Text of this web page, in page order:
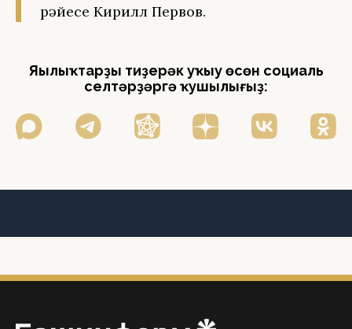
рәйесе Кирилл Первов.
Яңылыҡтарҙы тиҙерәк уҡыу өсөн социаль
селтәрҙәргә ҡушылығыҙ: